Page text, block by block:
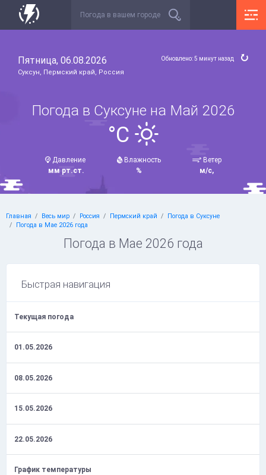
Пятница, 06.08.2026
Суксун, Пермский край, Россия
Обновлено: 5 минут назад
Погода в Суксуне на Май 2026
°C
Давление
мм рт.ст.
Влажность
%
Ветер
м/с,
Главная Весь мир Россия Пермский край
Погода в Суксуне
Погода в Мае 2026 года
Погода в Мае 2026 года
Быстрая навигация
Текущая погода
01.05.2026
08.05.2026
15.05.2026
22.05.2026
График температуры